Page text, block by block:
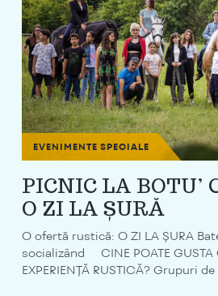
EVENIMENTE SPECIALE
PICNIC LA BOTU’
O ZI LA ȘURĂ
O ofertă rustică: O ZI LA ȘURA
socializând CINE POATE GUSTA
EXPERIENȚĂ RUSTICĂ? Grupuri de